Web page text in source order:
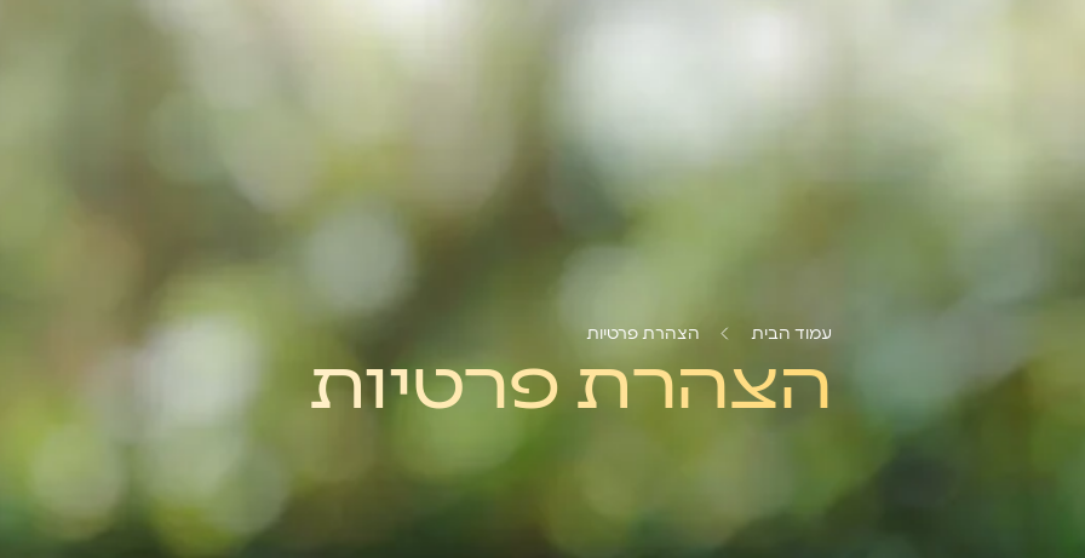
עמוד הבית הצהרת פרטיות
הצהרת פרטיות